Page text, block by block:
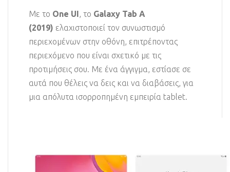
Με το One UI , το Galaxy Tab A
(2019) ελαχιστοποιεί τον συνωστισμό
περιεχομένων στην οθόνη, επιτρέποντας
περιεχόμενο που είναι σχετικό με τις
προτιμήσεις σου. Με ένα άγγιγμα, εστίασε σε
αυτά που θέλεις να δεις και να διαβάσεις, για
μια απόλυτα ισορροπημένη εμπειρία tablet.